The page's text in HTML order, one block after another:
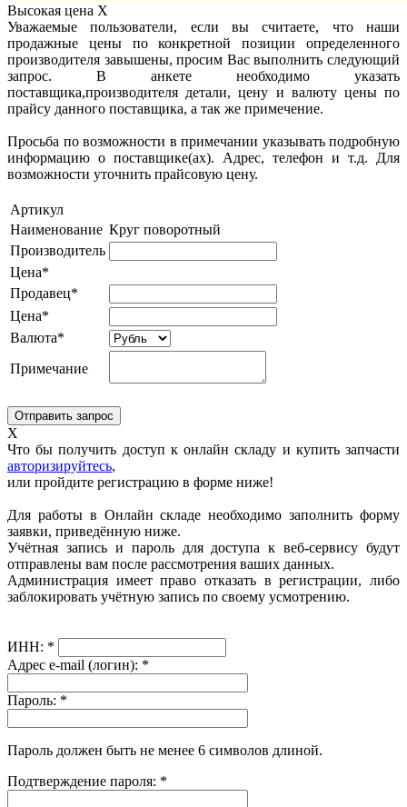
Высокая цена X
Уважаемые пользователи, если вы считаете, что наши
продажные цены по конкретной позиции определенного
производителя завышены, просим Вас выполнить следующий
запрос. В анкете необходимо указать
поставщика,производителя детали, цену и валюту цены по
прайсу данного поставщика, а так же примечение.
Просьба по возможности в примечании указывать подробную
информацию о поставщике(ах). Адрес, телефон и т.д. Для
возможности уточнить прайсовую цену.
Артикул
Наименование Круг поворотный
Производитель
Цена*
Продавец*
Цена*
Валюта*
Примечание
X
Что бы получить доступ к онлайн складу и купить запчасти
авторизируйтесь,
или пройдите регистрацию в форме ниже!
Для работы в Онлайн складе необходимо заполнить форму
заявки, приведённую ниже.
Учётная запись и пароль для доступа к веб-сервису будут
отправлены вам после рассмотрения ваших данных.
Администрация имеет право отказать в регистрации, либо
заблокировать учётную запись по своему усмотрению.
ИНН: *
Адрес e-mail (логин): *
Пароль: *
Пароль должен быть не менее 6 символов длиной.
Подтверждение пароля: *